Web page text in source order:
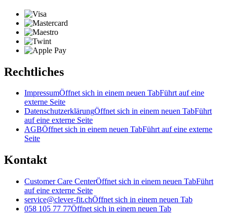
Rechtliches
ImpressumÖffnet sich in einem neuen TabFührt auf eine
externe Seite
DatenschutzerklärungÖffnet sich in einem neuen TabFührt
auf eine externe Seite
AGBÖffnet sich in einem neuen TabFührt auf eine externe
Seite
Kontakt
Customer Care CenterÖffnet sich in einem neuen TabFührt
auf eine externe Seite
service@clever-fit.chÖffnet sich in einem neuen Tab
058 105 77 77Öffnet sich in einem neuen Tab